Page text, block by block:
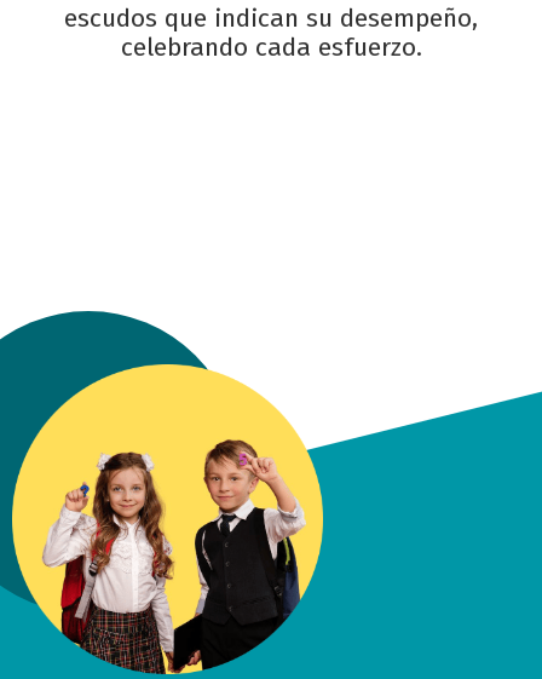
escudos que indican su desempeño,
celebrando cada esfuerzo.